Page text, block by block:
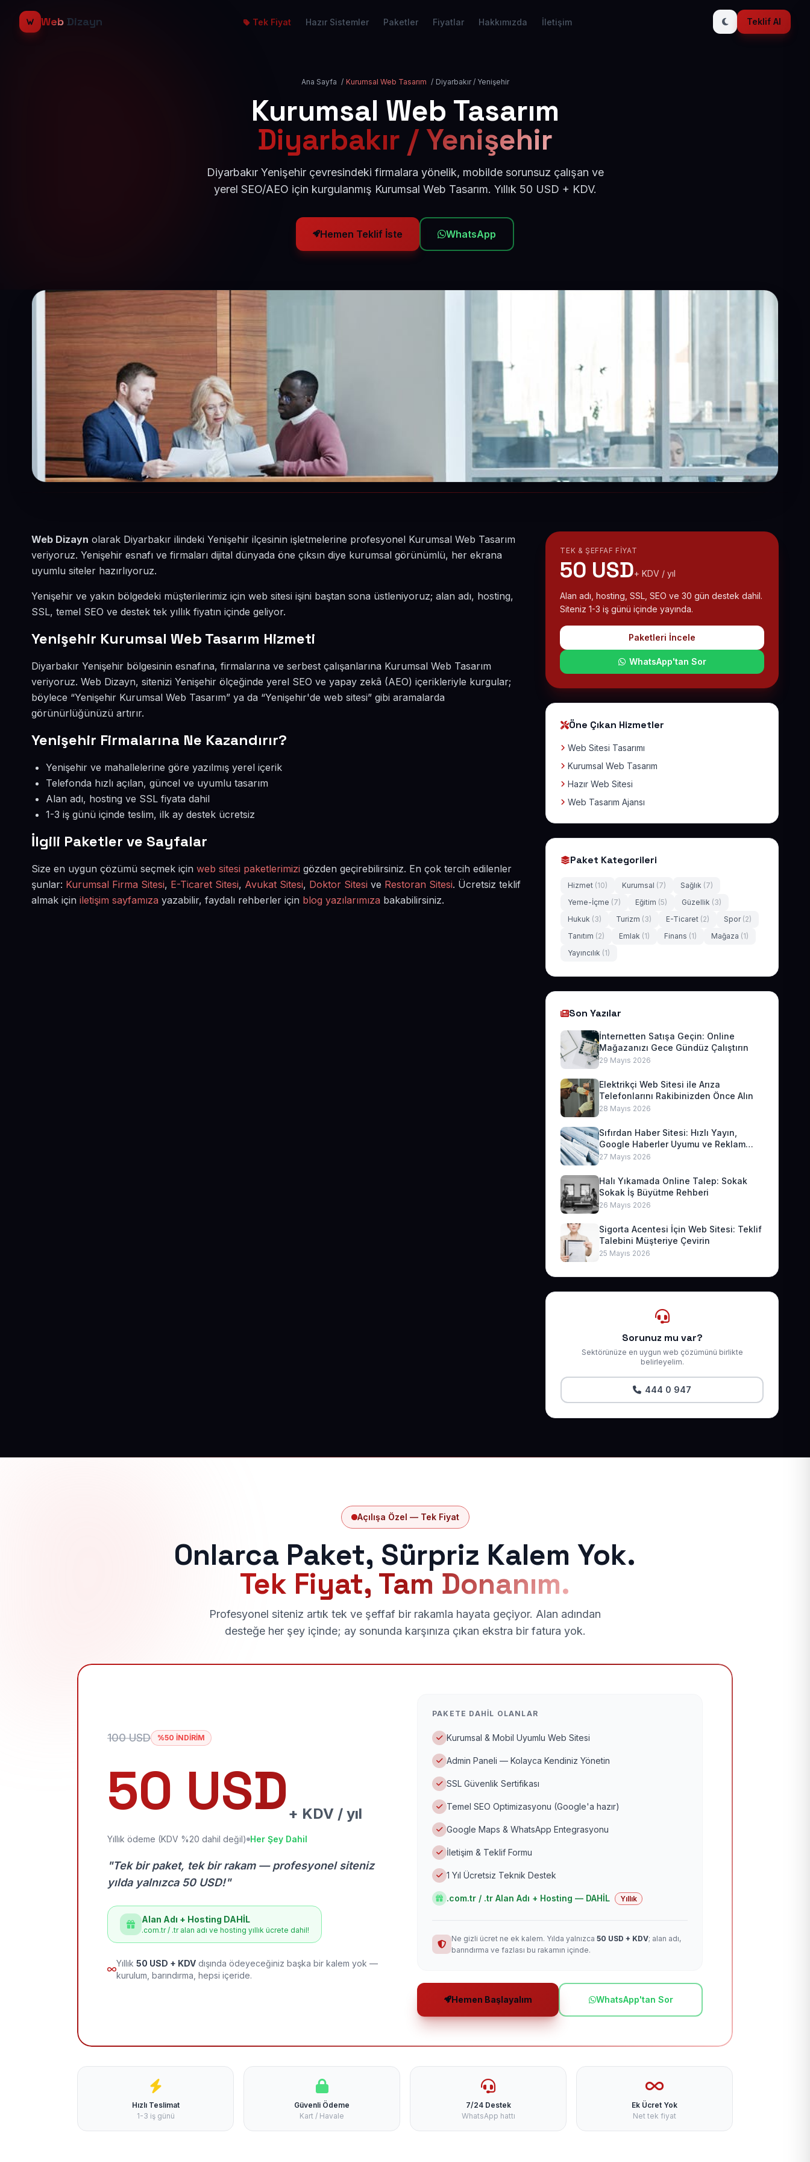
Web Dizayn Tek Fiyat Hazır Sistemler Paketler Fiyatlar Hakkımızda İletişim Teklif Al
Ana Sayfa / Kurumsal Web Tasarım / Diyarbakır / Yenişehir
Kurumsal Web Tasarım
Diyarbakır / Yenişehir
Diyarbakır Yenişehir çevresindeki firmalara yönelik, mobilde sorunsuz çalışan ve
yerel SEO/AEO için kurgulanmış Kurumsal Web Tasarım. Yıllık 50 USD + KDV.
Hemen Teklif İste WhatsApp
Web Dizayn olarak Diyarbakır ilindeki Yenişehir ilçesinin işletmelerine profesyonel Kurumsal Web Tasarım
veriyoruz. Yenişehir esnafı ve firmaları dijital dünyada öne çıksın diye kurumsal görünümlü, her ekrana
uyumlu siteler hazırlıyoruz.
Yenişehir ve yakın bölgedeki müşterilerimiz için web sitesi işini baştan sona üstleniyoruz; alan adı, hosting,
SSL, temel SEO ve destek tek yıllık fiyatın içinde geliyor.
Yenişehir Kurumsal Web Tasarım Hizmeti
Diyarbakır Yenişehir bölgesinin esnafına, firmalarına ve serbest çalışanlarına Kurumsal Web Tasarım
veriyoruz. Web Dizayn, sitenizi Yenişehir ölçeğinde yerel SEO ve yapay zekâ (AEO) içerikleriyle kurgular;
böylece “Yenişehir Kurumsal Web Tasarım” ya da “Yenişehir'de web sitesi” gibi aramalarda
görünürlüğünüzü artırır.
Yenişehir Firmalarına Ne Kazandırır?
Yenişehir ve mahallelerine göre yazılmış yerel içerik
Telefonda hızlı açılan, güncel ve uyumlu tasarım
Alan adı, hosting ve SSL fiyata dahil
1-3 iş günü içinde teslim, ilk ay destek ücretsiz
İlgili Paketler ve Sayfalar
Size en uygun çözümü seçmek için web sitesi paketlerimizi gözden geçirebilirsiniz. En çok tercih edilenler
şunlar: Kurumsal Firma Sitesi, E-Ticaret Sitesi, Avukat Sitesi, Doktor Sitesi ve Restoran Sitesi. Ücretsiz teklif
almak için iletişim sayfamıza yazabilir, faydalı rehberler için blog yazılarımıza bakabilirsiniz.
TEK & ŞEFFAF FIYAT
50 USD+ KDV / yıl
Alan adı, hosting, SSL, SEO ve 30 gün destek dahil.
Siteniz 1-3 iş günü içinde yayında.
Paketleri İncele
WhatsApp'tan Sor
Öne Çıkan Hizmetler
Web Sitesi Tasarımı
Kurumsal Web Tasarım
Hazır Web Sitesi
Web Tasarım Ajansı
Paket Kategorileri
Hizmet (10) Kurumsal (7) Sağlık (7)
Yeme-İçme (7) Eğitim (5) Güzellik (3)
Hukuk (3) Turizm (3) E-Ticaret (2) Spor (2)
Tanıtım (2) Emlak (1) Finans (1) Mağaza (1)
Yayıncılık (1)
Son Yazılar
İnternetten Satışa Geçin: Online
Mağazanızı Gece Gündüz Çalıştırın
29 Mayıs 2026
Elektrikçi Web Sitesi ile Arıza
Telefonlarını Rakibinizden Önce Alın
28 Mayıs 2026
Sıfırdan Haber Sitesi: Hızlı Yayın,
Google Haberler Uyumu ve Reklam
Geliri
27 Mayıs 2026
Halı Yıkamada Online Talep: Sokak
Sokak İş Büyütme Rehberi
26 Mayıs 2026
Sigorta Acentesi İçin Web Sitesi: Teklif
Talebini Müşteriye Çevirin
25 Mayıs 2026
Sorunuz mu var?
Sektörünüze en uygun web çözümünü birlikte
belirleyelim.
444 0 947
Açılışa Özel — Tek Fiyat
Onlarca Paket, Sürpriz Kalem Yok.
Tek Fiyat, Tam Donanım.
Profesyonel siteniz artık tek ve şeffaf bir rakamla hayata geçiyor. Alan adından
desteğe her şey içinde; ay sonunda karşınıza çıkan ekstra bir fatura yok.
100 USD %50 İNDİRİM
50 USD + KDV / yıl
Yıllık ödeme (KDV %20 dahil değil) Her Şey Dahil
"Tek bir paket, tek bir rakam — profesyonel siteniz
yılda yalnızca 50 USD!"
Alan Adı + Hosting DAHİL
.com.tr / .tr alan adı ve hosting yıllık ücrete dahil!
Yıllık 50 USD + KDV dışında ödeyeceğiniz başka bir kalem yok —
kurulum, barındırma, hepsi içeride.
PAKETE DAHIL OLANLAR
Kurumsal & Mobil Uyumlu Web Sitesi
Admin Paneli — Kolayca Kendiniz Yönetin
SSL Güvenlik Sertifikası
Temel SEO Optimizasyonu (Google'a hazır)
Google Maps & WhatsApp Entegrasyonu
İletişim & Teklif Formu
1 Yıl Ücretsiz Teknik Destek
.com.tr / .tr Alan Adı + Hosting — DAHİL Yıllık
Ne gizli ücret ne ek kalem. Yılda yalnızca 50 USD + KDV; alan adı,
barındırma ve fazlası bu rakamın içinde.
Hemen Başlayalım WhatsApp'tan Sor
Hızlı Teslimat
1-3 iş günü
Güvenli Ödeme
Kart / Havale
7/24 Destek
WhatsApp hattı
Ek Ücret Yok
Net tek fiyat